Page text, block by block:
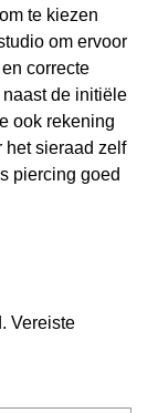
te kiezen
om ervoor
correcte
de initiële
ook rekening
het sieraad zelf
piercing goed
Vereiste